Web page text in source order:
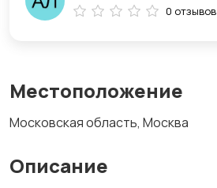
Местоположение
Московская область, Москва
Описание
0 отзывов